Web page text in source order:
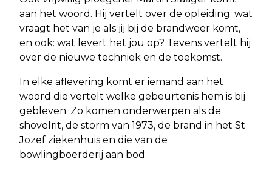
aan het woord. Hij vertelt over de opleiding: wat
vraagt het van je als jij bij de brandweer komt,
en ook: wat levert het jou op? Tevens vertelt hij
over de nieuwe techniek en de toekomst.
In elke aflevering komt er iemand aan het
woord die vertelt welke gebeurtenis hem is bij
gebleven. Zo komen onderwerpen als de
shovelrit, de storm van 1973, de brand in het St
Jozef ziekenhuis en die van de
bowlingboerderij aan bod.